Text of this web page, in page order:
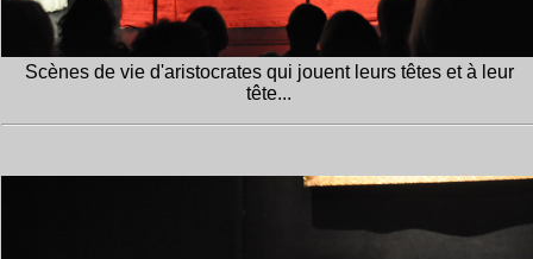
Scènes de vie d'aristocrates qui jouent leurs têtes et à leur
tête...